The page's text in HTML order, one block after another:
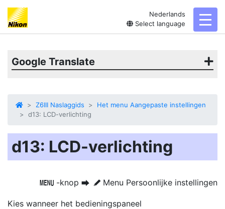
Nederlands
Select language
Google Translate
Z6III Naslaggids
Het menu Aangepaste instellingen
d13: LCD-verlichting
d13: LCD-verlichting
G -knop U A Menu Persoonlijke instellingen
Kies wanneer het bedieningspaneel